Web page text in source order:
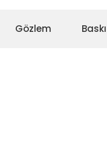
Gözlem